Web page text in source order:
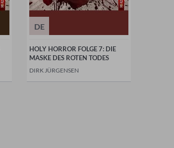
DE
HOLY HORROR FOLGE 7: DIE
MASKE DES ROTEN TODES
DIRK JÜRGENSEN